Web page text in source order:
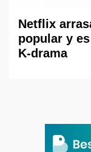
Netflix
popular y
K-drama